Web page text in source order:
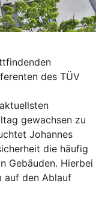
des TÜV
gewachsen zu
Johannes
die häufig
Gebäuden. Hierbei
auf den Ablauf